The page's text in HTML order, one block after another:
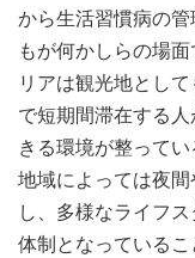
から生活習慣病の
もが何かしらの場
リアは観光地とし
で短期間滞在する
きる環境が整って
地域によっては夜
し、多様なライフ
体制となっているこ